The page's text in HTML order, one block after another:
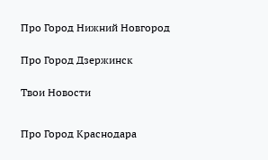
Про Город Нижний Новгород
Про Город Дзержинск
Твои Новости
Про Город Краснодара